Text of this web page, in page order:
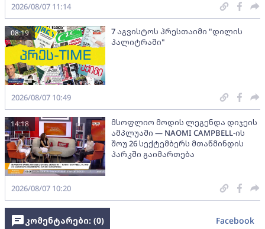
2026/08/07 11:14
7 აგვისტოს პრესთაიმი "დილის
პალიტრაში"
08:19
2026/08/07 10:49
მსოფლიო მოდის ლეგენდა დიჯეის
ამპლუაში — NAOMI CAMPBELL-ის
შოუ 26 სექტემბერს მთაწმინდის
პარკში გაიმართება
14:18
2026/08/07 10:20
კომენტარები: (0) Facebook